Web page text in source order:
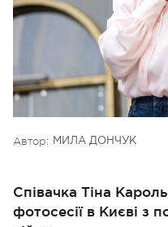
Автор: МИЛА ДОНЧУК
Співачка Тіна
фотосесії в Києві з